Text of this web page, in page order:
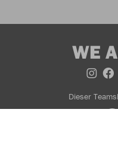
WE
Dieser